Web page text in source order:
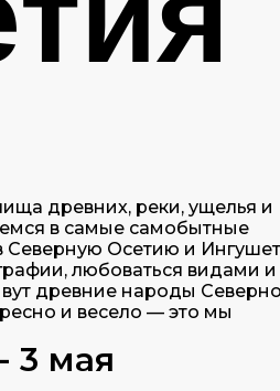
древних, реки, ущелья и
в самые самобытные
Северную Осетию и
любоваться видами и
древние народы
и весело — это мы
3 мая